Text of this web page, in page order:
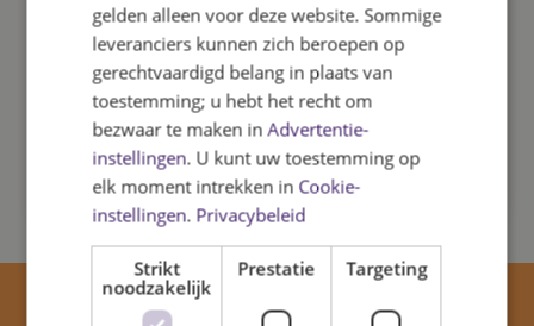
* Het delen van gegevens met derden is
uitgeschakeld;
* Wij maken geen gebruik van andere
Google-diensten in combinatie met de
Google Analytics-cookies.
gelden alleen voor deze website. Sommige
leveranciers kunnen zich beroepen op
gerechtvaardigd belang in plaats van
toestemming; u hebt het recht om
bezwaar te maken inAdvertentie-
instellingen. U kunt uw toestemming op
elk moment intrekken in Cookie-
instellingen. Privacybeleid
Strikt
noodzakelijk
Prestatie Targeting